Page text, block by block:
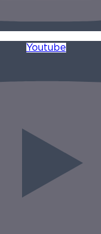
Youtube